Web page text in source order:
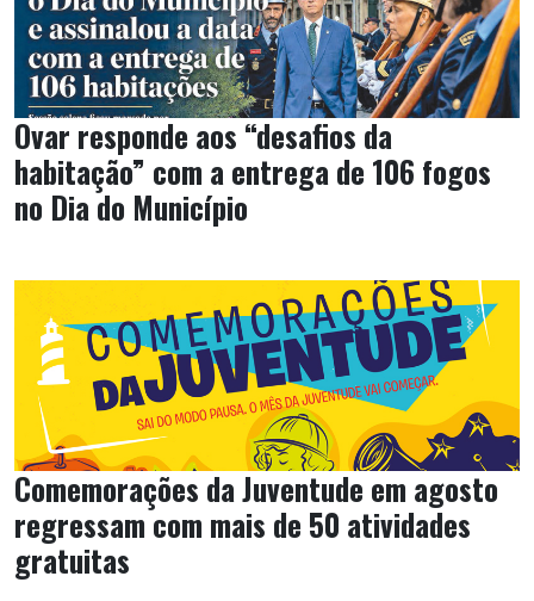
Ovar responde aos “desafios da
habitação” com a entrega de 106 fogos
no Dia do Município
Comemorações da Juventude em agosto
regressam com mais de 50 atividades
gratuitas